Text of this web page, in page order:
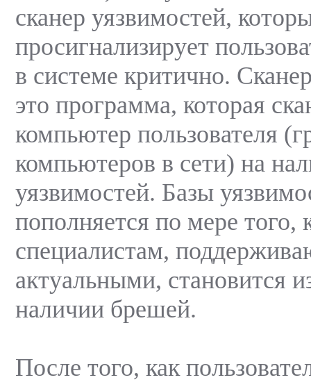
сканер уязвимостей,
просигнализирует
в системе критично.
это программа, которая
компьютер пользователя
компьютеров в сети) на
уязвимостей. Базы
пополняется по мере того,
специалистам,
актуальными, становится
наличии брешей.
После того, как